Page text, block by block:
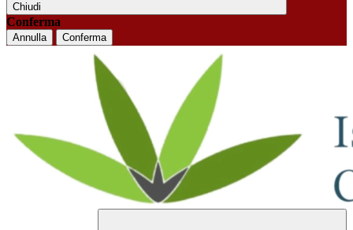
Chiudi
Conferma
Annulla Conferma